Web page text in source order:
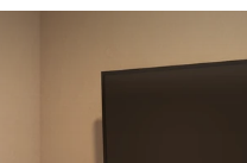
Velká Británie